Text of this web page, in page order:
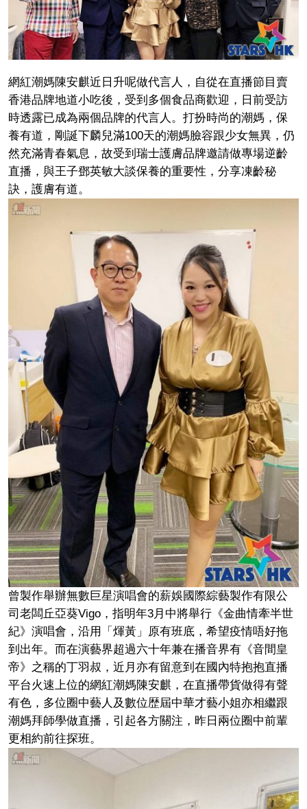
網紅潮媽陳安麒近日升呢做代言人，自從在直播節目賣
香港品牌地道小吃後，受到多個食品商歡迎，日前受訪
時透露已成為兩個品牌的代言人。打扮時尚的潮媽，保
養有道，剛誕下麟兒滿100天的潮媽臉容跟少女無異，仍
然充滿青春氣息，故受到瑞士護膚品牌邀請做專場逆齡
直播，與王子鄧英敏大談保養的重要性，分享凍齡秘
訣，護膚有道。
曾製作舉辦無數巨星演唱會的薪娛國際綜藝製作有限公
司老闆丘亞葵Vigo，指明年3月中將舉行《金曲情牽半世
紀》演唱會，沿用「煇黃」原有班底，希望疫情唔好拖
到出年。而在演藝界超過六十年兼在播音界有《音間皇
帝》之稱的丁羽叔，近月亦有留意到在國內特抱抱直播
平台火速上位的網紅潮媽陳安麒，在直播帶貨做得有聲
有色，多位圈中藝人及數位歴屆中華才藝小姐亦相繼跟
潮媽拜師學做直播，引起各方關注，昨日兩位圈中前輩
更相約前往探班。